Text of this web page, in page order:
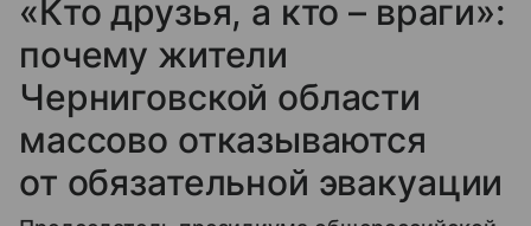
«Кто друзья, а кто – враги»:
почему жители
Черниговской области
массово отказываются
от обязательной эвакуации